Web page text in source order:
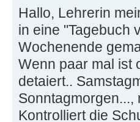
Hallo, Lehrerin
in eine "Tagebuch
Wochenende
Wenn paar mal ist
detaiert..
Sonntagmorgen...,
Kontrolliert die